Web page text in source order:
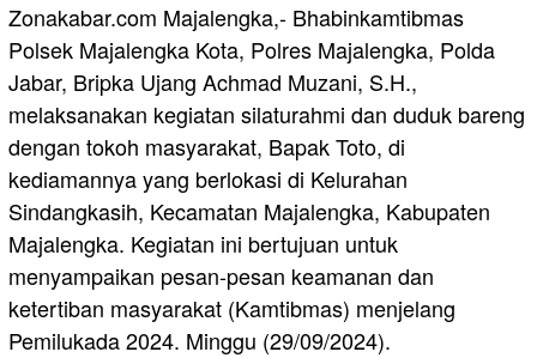
Zonakabar.com Majalengka,- Bhabinkamtibmas
Polsek Majalengka Kota, Polres Majalengka, Polda
Jabar, Bripka Ujang Achmad Muzani, S.H.,
melaksanakan kegiatan silaturahmi dan duduk bareng
dengan tokoh masyarakat, Bapak Toto, di
kediamannya yang berlokasi di Kelurahan
Sindangkasih, Kecamatan Majalengka, Kabupaten
Majalengka. Kegiatan ini bertujuan untuk
menyampaikan pesan-pesan keamanan dan
ketertiban masyarakat (Kamtibmas) menjelang
Pemilukada 2024. Minggu (29/09/2024).